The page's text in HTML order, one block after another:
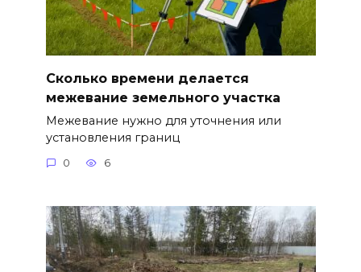
Сколько времени делается
межевание земельного участка
Межевание нужно для уточнения или
установления границ
0 6